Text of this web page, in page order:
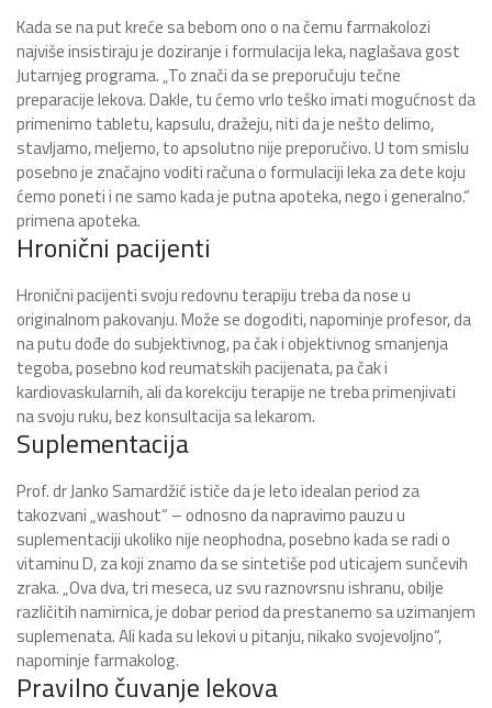
Kada se na put kreće sa bebom ono o na čemu farmakolozi
najviše insistiraju je doziranje i formulacija leka, naglašava gost
Jutarnjeg programa. „To znači da se preporučuju tečne
preparacije lekova. Dakle, tu ćemo vrlo teško imati mogućnost da
primenimo tabletu, kapsulu, dražeju, niti da je nešto delimo,
stavljamo, meljemo, to apsolutno nije preporučivo. U tom smislu
posebno je značajno voditi računa o formulaciji leka za dete koju
ćemo poneti i ne samo kada je putna apoteka, nego i generalno.“
primena apoteka.
Hronični pacijenti
Hronični pacijenti svoju redovnu terapiju treba da nose u
originalnom pakovanju. Može se dogoditi, napominje profesor, da
na putu dođe do subjektivnog, pa čak i objektivnog smanjenja
tegoba, posebno kod reumatskih pacijenata, pa čak i
kardiovaskularnih, ali da korekciju terapije ne treba primenjivati
na svoju ruku, bez konsultacija sa lekarom.
Suplementacija
Prof. dr Janko Samardžić ističe da je leto idealan period za
takozvani „washout“ – odnosno da napravimo pauzu u
suplementaciji ukoliko nije neophodna, posebno kada se radi o
vitaminu D, za koji znamo da se sintetiše pod uticajem sunčevih
zraka. „Ova dva, tri meseca, uz svu raznovrsnu ishranu, obilje
različitih namirnica, je dobar period da prestanemo sa uzimanjem
suplemenata. Ali kada su lekovi u pitanju, nikako svojevoljno“,
napominje farmakolog.
Pravilno čuvanje lekova